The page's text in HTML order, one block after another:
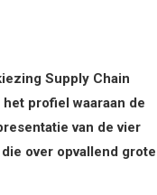
Supply Chain
profiel waaraan de
van de vier
over opvallend grote